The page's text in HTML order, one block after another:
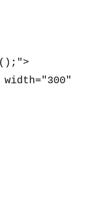
width="300"